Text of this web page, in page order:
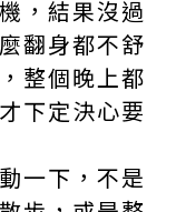
，結果沒過
翻身都不舒
整個晚上都
下定決心要
一下，不是